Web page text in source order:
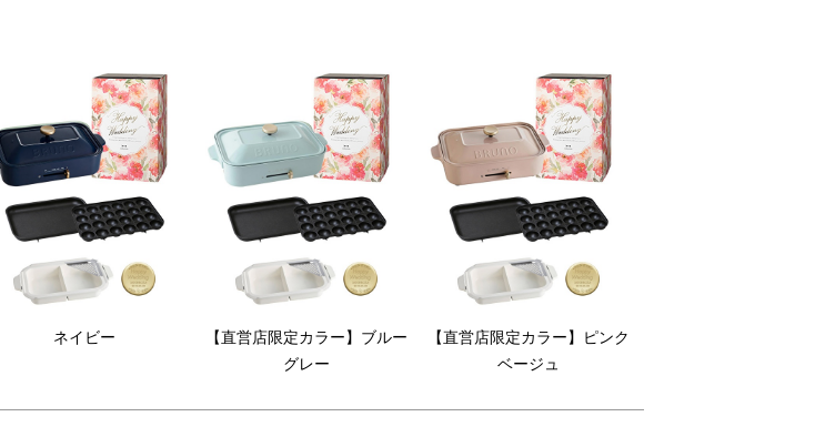
セラミックコート仕切り鍋のセットに、限定デザインのスリーブをかけたウエディング
を格納してお届けいたします。
ネイビー
【直営店限定カラー】ブルー
グレー
【直営店限定カラー】ピンク
ベージュ